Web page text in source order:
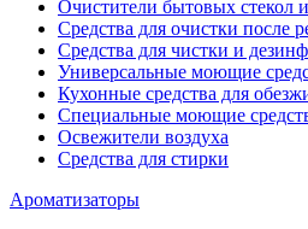
Очистители бытовых стекол
Средства для очистки после
Средства для чистки и
Универсальные моющие
Кухонные средства для
Специальные моющие
Освежители воздуха
Средства для стирки
Ароматизаторы